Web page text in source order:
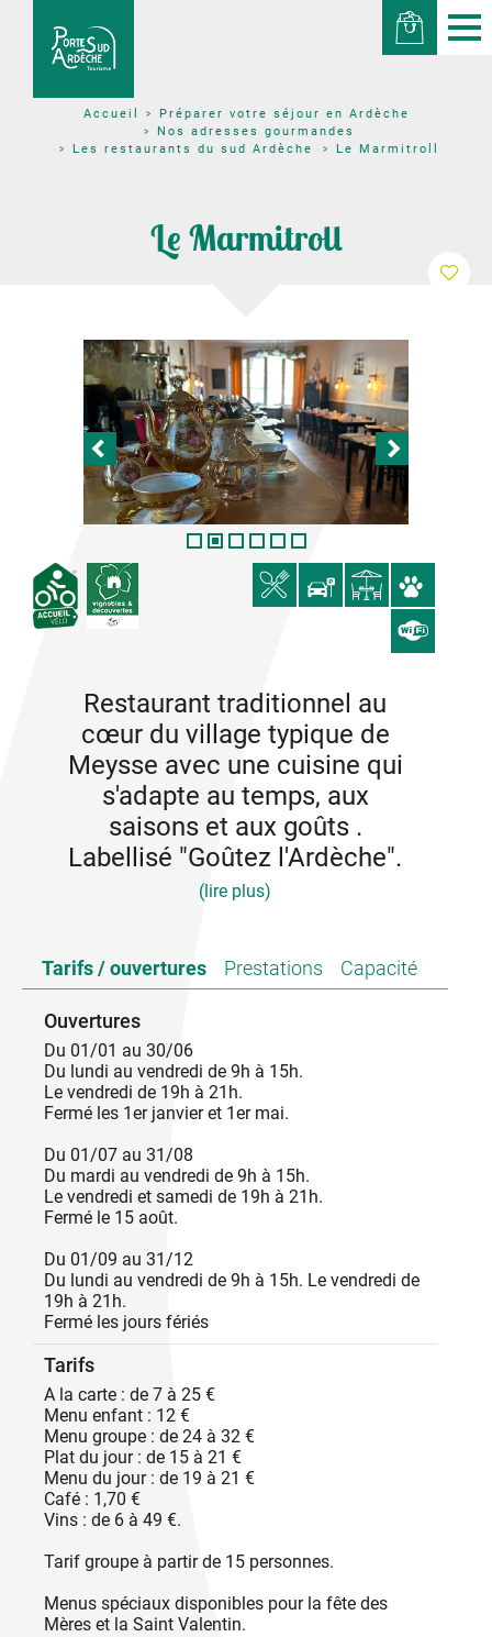
Accueil
Préparer votre séjour en Ardèche
Nos adresses gourmandes
Les restaurants du sud Ardèche
Le Marmitroll
Le Marmitroll
Restaurant traditionnel au
cœur du village typique de
Meysse avec une cuisine qui
s'adapte au temps, aux
saisons et aux goûts .
Labellisé "Goûtez l'Ardèche".
(lire plus)
village dans un cadre convivial, sur sa terrasse
ombragée en été ou près de sa cheminée en hiver.
Nous vous proposons une cuisine traditionnelle,
généreuse, composée de produits frais et de saison.
Possibilité d'ouverture un soir de semaine ou le
dimanche hors saison pour des groupes à partir
d'une quinzaine de personne, sur réservation au
minimum une semaine à l'avance.
l'Ardèche ».
''La cuisine du Marmitroll a accueilli son nouveau
Chef Noé Pallier le 30 septembre 2024. Sa cuisine
traditionnelle mais remplie d'inventions
De belles surprises en perspectives !''
Tarifs / ouvertures Prestations Capacité
Ouvertures
Du 01/01 au 30/06
Du lundi au vendredi de 9h à 15h.
Le vendredi de 19h à 21h.
Fermé les 1er janvier et 1er mai.
Du 01/07 au 31/08
Du mardi au vendredi de 9h à 15h.
Le vendredi et samedi de 19h à 21h.
Fermé le 15 août.
Du 01/09 au 31/12
Du lundi au vendredi de 9h à 15h. Le vendredi de
19h à 21h.
Fermé les jours fériés
Tarifs
A la carte : de 7 à 25 €
Menu enfant : 12 €
Menu groupe : de 24 à 32 €
Plat du jour : de 15 à 21 €
Menu du jour : de 19 à 21 €
Café : 1,70 €
Vins : de 6 à 49 €.
Tarif groupe à partir de 15 personnes.
Menus spéciaux disponibles pour la fête des
Mères et la Saint Valentin.